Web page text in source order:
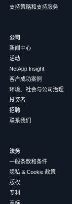
支持策略和支持服务
公司
新闻中心
活动
NetApp Insight
客户成功案例
环境、社会与公司治理
投资者
招聘
联系我们
法务
一般条款和条件
隐私 & Cookie 政策
版权
专利